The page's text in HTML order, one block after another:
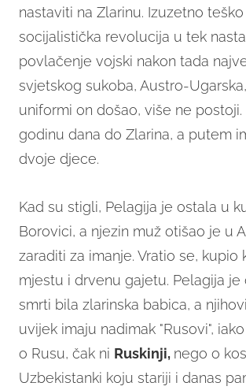
nastaviti na Zlarinu. Izuzetno
socijalistička revolucija u tek
povlačenje vojski nakon tada
svjetskog sukoba, Austro-
uniformi on došao, više ne
godinu dana do Zlarina, a putem
dvoje djece.
Kad su stigli, Pelagija je ostala u
Borovici, a njezin muž otišao je u
zaraditi za imanje. Vratio se, kupio
mjestu i drvenu gajetu. Pelagija je
smrti bila zlarinska babica, a
uvijek imaju nadimak "Rusovi",
o Rusu, čak ni Ruskinji, nego o
Uzbekistanki koju stariji i danas